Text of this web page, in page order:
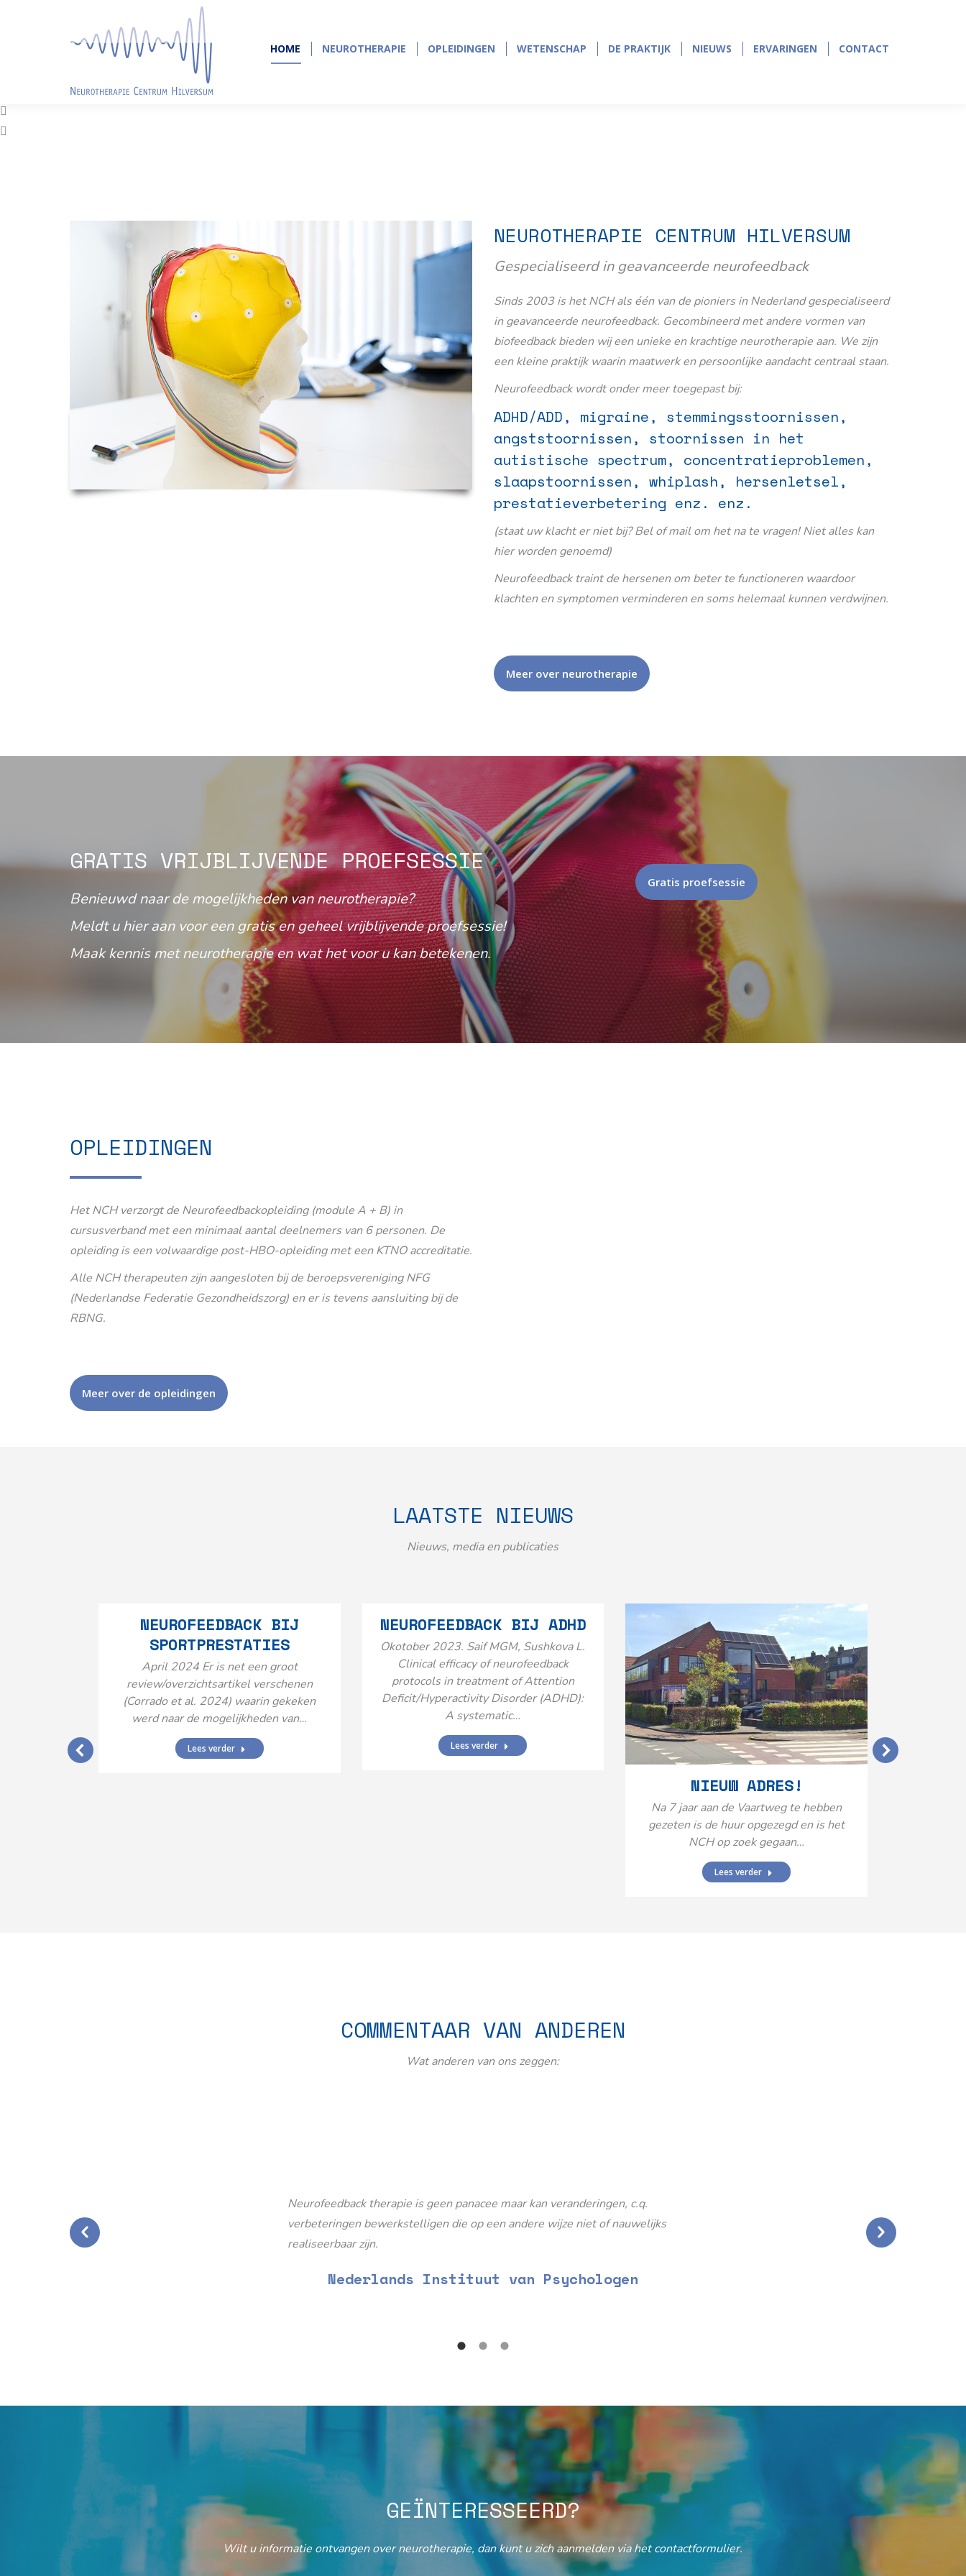
in
in
HOME NEUROTHERAPIE OPLEIDINGEN WETENSCHAP DE PRAKTIJK NIEUWS ERVARINGEN CONTACT
NEUROTHERAPIE CENTRUM HILVERSUM
Gespecialiseerd in geavanceerde neurofeedback
Sinds 2003 is het NCH als één van de pioniers in Nederland gespecialiseerd
in geavanceerde neurofeedback. Gecombineerd met andere vormen van
biofeedback bieden wij een unieke en krachtige neurotherapie aan. We zijn
een kleine praktijk waarin maatwerk en persoonlijke aandacht centraal staan.
Neurofeedback wordt onder meer toegepast bij:
ADHD/ADD, migraine, stemmingsstoornissen,
angststoornissen, stoornissen in het
autistische spectrum, concentratieproblemen,
slaapstoornissen, whiplash, hersenletsel,
prestatieverbetering enz. enz.
(staat uw klacht er niet bij? Bel of mail om het na te vragen! Niet alles kan
hier worden genoemd)
Neurofeedback traint de hersenen om beter te functioneren waardoor
klachten en symptomen verminderen en soms helemaal kunnen verdwijnen.
Meer over neurotherapie
GRATIS VRIJBLIJVENDE PROEFSESSIE
Benieuwd naar de mogelijkheden van neurotherapie?
Meldt u hier aan voor een gratis en geheel vrijblijvende proefsessie!
Maak kennis met neurotherapie en wat het voor u kan betekenen.
Gratis proefsessie
OPLEIDINGEN
Het NCH verzorgt de Neurofeedbackopleiding (module A + B) in
cursusverband met een minimaal aantal deelnemers van 6 personen. De
opleiding is een volwaardige post-HBO-opleiding met een KTNO accreditatie.
Alle NCH therapeuten zijn aangesloten bij de beroepsvereniging NFG
(Nederlandse Federatie Gezondheidszorg) en er is tevens aansluiting bij de
RBNG.
Meer over de opleidingen
LAATSTE NIEUWS
Nieuws, media en publicaties
NEUROFEEDBACK BIJ
SPORTPRESTATIES
April 2024 Er is net een groot
review/overzichtsartikel verschenen
(Corrado et al. 2024) waarin gekeken
werd naar de mogelijkheden van…
Lees verder
NEUROFEEDBACK BIJ ADHD
Okotober 2023. Saif MGM, Sushkova L.
Clinical efficacy of neurofeedback
protocols in treatment of Attention
Deficit/Hyperactivity Disorder (ADHD):
A systematic…
Lees verder
NIEUW ADRES!
Na 7 jaar aan de Vaartweg te hebben
gezeten is de huur opgezegd en is het
NCH op zoek gegaan…
Lees verder
COMMENTAAR VAN ANDEREN
Wat anderen van ons zeggen:
Neurofeedback therapie is geen panacee maar kan veranderingen, c.q.
verbeteringen bewerkstelligen die op een andere wijze niet of nauwelijks
realiseerbaar zijn.
Nederlands Instituut van Psychologen
GEÏNTERESSEERD?
Wilt u informatie ontvangen over neurotherapie, dan kunt u zich aanmelden via het contactformulier.
HOME NEUROTHERAPIE OPLEIDINGEN WETENSCHAP DE PRAKTIJK NIEUWS ERVARINGEN CONTACT